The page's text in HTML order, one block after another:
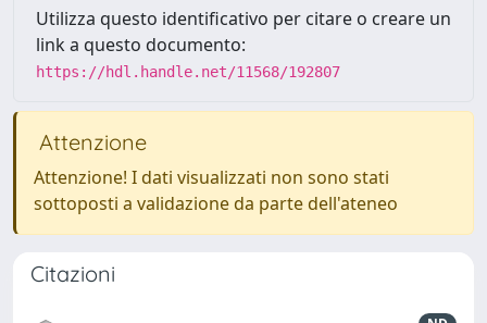
Utilizza questo identificativo per citare o creare un
link a questo documento:
https://hdl.handle.net/11568/192807
Attenzione
Attenzione! I dati visualizzati non sono stati
sottoposti a validazione da parte dell'ateneo
Citazioni